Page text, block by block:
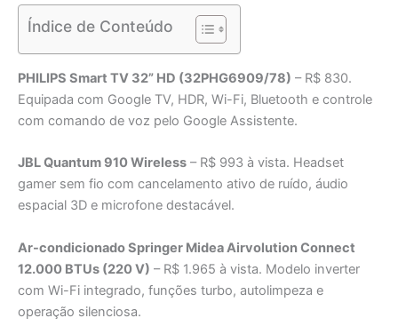
Índice de Conteúdo
PHILIPS Smart TV 32” HD (32PHG6909/78) – R$ 830.
Equipada com Google TV, HDR, Wi-Fi, Bluetooth e controle
com comando de voz pelo Google Assistente.
JBL Quantum 910 Wireless – R$ 993 à vista. Headset
gamer sem fio com cancelamento ativo de ruído, áudio
espacial 3D e microfone destacável.
Ar-condicionado Springer Midea Airvolution Connect
12.000 BTUs (220 V) – R$ 1.965 à vista. Modelo inverter
com Wi-Fi integrado, funções turbo, autolimpeza e
operação silenciosa.